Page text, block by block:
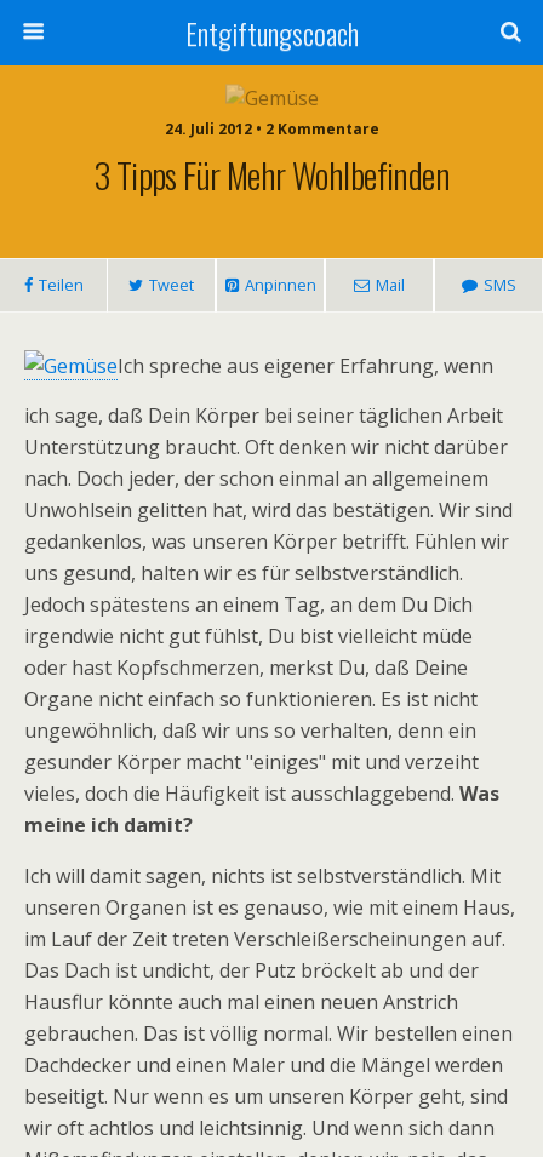
Entgiftungscoach
24. Juli 2012 • 2 Kommentare
3 Tipps Für Mehr Wohlbefinden
Teilen Tweet Anpinnen Mail SMS
Ich spreche aus eigener Erfahrung, wenn
ich sage, daß Dein Körper bei seiner täglichen Arbeit
Unterstützung braucht. Oft denken wir nicht darüber
nach. Doch jeder, der schon einmal an allgemeinem
Unwohlsein gelitten hat, wird das bestätigen. Wir sind
gedankenlos, was unseren Körper betrifft. Fühlen wir
uns gesund, halten wir es für selbstverständlich.
Jedoch spätestens an einem Tag, an dem Du Dich
irgendwie nicht gut fühlst, Du bist vielleicht müde
oder hast Kopfschmerzen, merkst Du, daß Deine
Organe nicht einfach so funktionieren. Es ist nicht
ungewöhnlich, daß wir uns so verhalten, denn ein
gesunder Körper macht "einiges" mit und verzeiht
vieles, doch die Häufigkeit ist ausschlaggebend. Was
meine ich damit?
Ich will damit sagen, nichts ist selbstverständlich. Mit
unseren Organen ist es genauso, wie mit einem Haus,
im Lauf der Zeit treten Verschleißerscheinungen auf.
Das Dach ist undicht, der Putz bröckelt ab und der
Hausflur könnte auch mal einen neuen Anstrich
gebrauchen. Das ist völlig normal. Wir bestellen einen
Dachdecker und einen Maler und die Mängel werden
beseitigt. Nur wenn es um unseren Körper geht, sind
wir oft achtlos und leichtsinnig. Und wenn sich dann